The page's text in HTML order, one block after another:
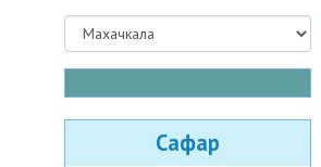
Сафар